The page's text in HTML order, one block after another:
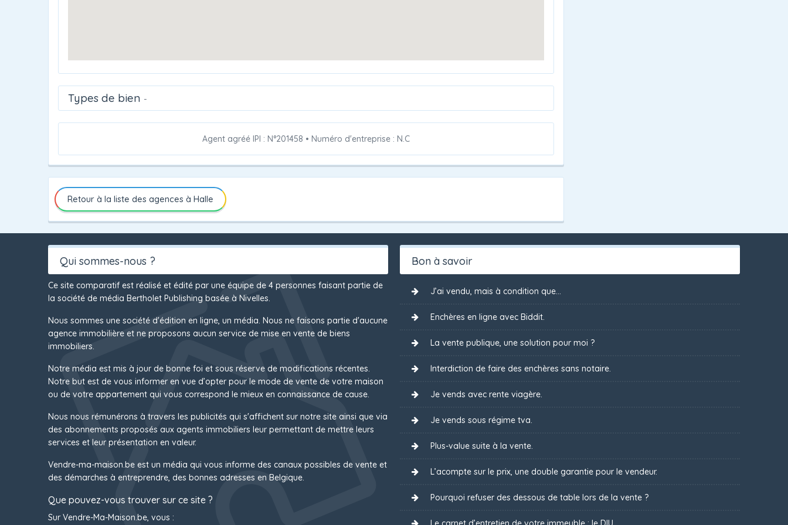
Types de bien -
Agent agréé IPI : N°201458 • Numéro d'entreprise : N.C
Retour à la liste des agences à Halle
Qui sommes-nous ?
Ce site comparatif est réalisé et édité par une équipe de 4 personnes faisant partie de
la société de média Bertholet Publishing basée à Nivelles.
Nous sommes une société d'édition en ligne, un média. Nous ne faisons partie d'aucune
agence immobilière et ne proposons aucun service de mise en vente de biens
immobiliers.
Notre média est mis à jour de bonne foi et sous réserve de modifications récentes.
Notre but est de vous informer en vue d’opter pour le mode de vente de votre maison
ou de votre appartement qui vous correspond le mieux en connaissance de cause.
Nous nous rémunérons à travers les publicités qui s'affichent sur notre site ainsi que via
des abonnements proposés aux agents immobiliers leur permettant de mettre leurs
services et leur présentation en valeur.
Vendre-ma-maison.be est un média qui vous informe des canaux possibles de vente et
des démarches à entreprendre, des bonnes adresses en Belgique.
Que pouvez-vous trouver sur ce site ?
Sur Vendre-Ma-Maison.be, vous :
Bon à savoir
J’ai vendu, mais à condition que...
Enchères en ligne avec Biddit.
La vente publique, une solution pour moi ?
Interdiction de faire des enchères sans notaire.
Je vends avec rente viagère.
Je vends sous régime tva.
Plus-value suite à la vente.
L’acompte sur le prix, une double garantie pour le vendeur.
Pourquoi refuser des dessous de table lors de la vente ?